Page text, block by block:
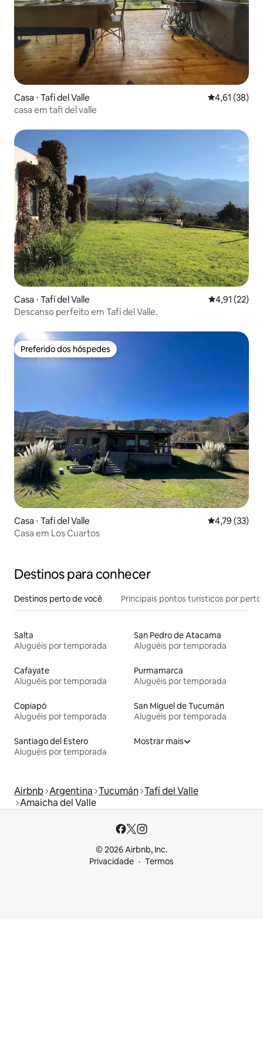
Casa ⋅ Tafí del Valle 4,61 de uma
4,61 (38)
casa em tafi del valle
Casa ⋅ Tafí del Valle 4,91 de uma
4,91 (22)
Descanso perfeito em Tafí del Valle.
Preferido dos hóspedes
Preferido dos hóspedes
Casa ⋅ Tafí del Valle 4,79 de uma
4,79 (33)
Casa em Los Cuartos
Destinos para conhecer
Destinos perto de você Principais pontos turísticos por perto
Salta
Aluguéis por temporada
San Pedro de Atacama
Aluguéis por temporada
Cafayate
Aluguéis por temporada
Purmamarca
Aluguéis por temporada
Copiapó
Aluguéis por temporada
San Miguel de Tucumán
Aluguéis por temporada
Santiago del Estero
Aluguéis por temporada
Mostrar mais
Airbnb Argentina Tucumán Tafí del Valle
Amaicha del Valle
© 2026 Airbnb, Inc.
Privacidade
Termos